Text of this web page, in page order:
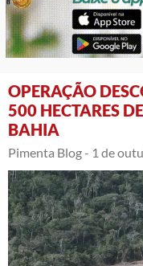
OPERAÇÃO
500 HECTARES
BAHIA
Pimenta Blog - 1 de